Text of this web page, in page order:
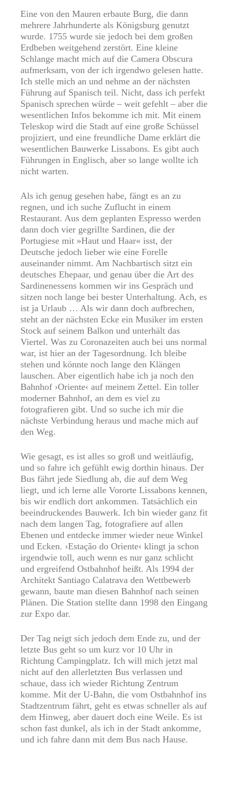
Eine von den Mauren erbaute Burg, die dann
mehrere Jahrhunderte als Königsburg genutzt
wurde. 1755 wurde sie jedoch bei dem großen
Erdbeben weitgehend zerstört. Eine kleine
Schlange macht mich auf die Camera Obscura
aufmerksam, von der ich irgendwo gelesen hatte.
Ich stelle mich an und nehme an der nächsten
Führung auf Spanisch teil. Nicht, dass ich perfekt
Spanisch sprechen würde – weit gefehlt – aber die
wesentlichen Infos bekomme ich mit. Mit einem
Teleskop wird die Stadt auf eine große Schüssel
projiziert, und eine freundliche Dame erklärt die
wesentlichen Bauwerke Lissabons. Es gibt auch
Führungen in Englisch, aber so lange wollte ich
nicht warten.
Als ich genug gesehen habe, fängt es an zu
regnen, und ich suche Zuflucht in einem
Restaurant. Aus dem geplanten Espresso werden
dann doch vier gegrillte Sardinen, die der
Portugiese mit »Haut und Haar« isst, der
Deutsche jedoch lieber wie eine Forelle
auseinander nimmt. Am Nachbartisch sitzt ein
deutsches Ehepaar, und genau über die Art des
Sardinenessens kommen wir ins Gespräch und
sitzen noch lange bei bester Unterhaltung. Ach, es
ist ja Urlaub … Als wir dann doch aufbrechen,
steht an der nächsten Ecke ein Musiker im ersten
Stock auf seinem Balkon und unterhält das
Viertel. Was zu Coronazeiten auch bei uns normal
war, ist hier an der Tagesordnung. Ich bleibe
stehen und könnte noch lange den Klängen
lauschen. Aber eigentlich habe ich ja noch den
Bahnhof ›Oriente‹ auf meinem Zettel. Ein toller
moderner Bahnhof, an dem es viel zu
fotografieren gibt. Und so suche ich mir die
nächste Verbindung heraus und mache mich auf
den Weg.
Wie gesagt, es ist alles so groß und weitläufig,
und so fahre ich gefühlt ewig dorthin hinaus. Der
Bus fährt jede Siedlung ab, die auf dem Weg
liegt, und ich lerne alle Vororte Lissabons kennen,
bis wir endlich dort ankommen. Tatsächlich ein
beeindruckendes Bauwerk. Ich bin wieder ganz fit
nach dem langen Tag, fotografiere auf allen
Ebenen und entdecke immer wieder neue Winkel
und Ecken. ›Estação do Oriente‹ klingt ja schon
irgendwie toll, auch wenn es nur ganz schlicht
und ergreifend Ostbahnhof heißt. Als 1994 der
Architekt Santiago Calatrava den Wettbewerb
gewann, baute man diesen Bahnhof nach seinen
Plänen. Die Station stellte dann 1998 den Eingang
zur Expo dar.
Der Tag neigt sich jedoch dem Ende zu, und der
letzte Bus geht so um kurz vor 10 Uhr in
Richtung Campingplatz. Ich will mich jetzt mal
nicht auf den allerletzten Bus verlassen und
schaue, dass ich wieder Richtung Zentrum
komme. Mit der U-Bahn, die vom Ostbahnhof ins
Stadtzentrum fährt, geht es etwas schneller als auf
dem Hinweg, aber dauert doch eine Weile. Es ist
schon fast dunkel, als ich in der Stadt ankomme,
und ich fahre dann mit dem Bus nach Hause.